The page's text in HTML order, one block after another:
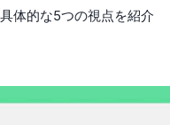
体的な5つの視点を紹介